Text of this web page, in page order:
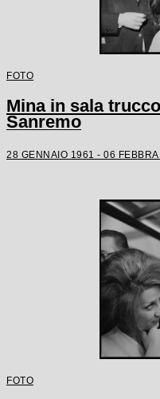
FOTO
Mina in sala
Sanremo
28 GENNAIO 1961 - 06
FOTO